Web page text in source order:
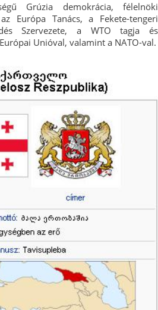
Grúzia demokrácia, félelnöki
Európa Tanács, a Fekete-tengeri
Szervezete, a WTO tagja és
Unióval, valamint a NATO-val.